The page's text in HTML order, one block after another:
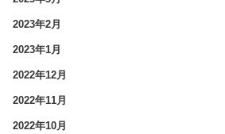
2023年2月
2023年1月
2022年12月
2022年11月
2022年10月